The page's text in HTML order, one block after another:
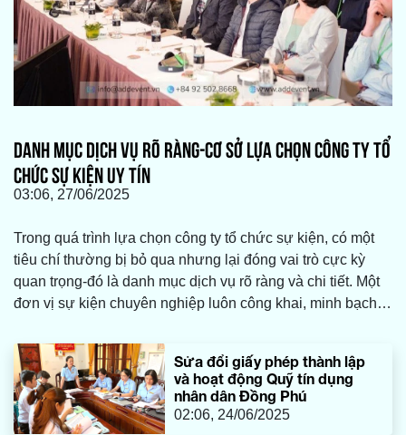
DANH MỤC DỊCH VỤ RÕ RÀNG-CƠ SỞ LỰA CHỌN CÔNG TY TỔ
CHỨC SỰ KIỆN UY TÍN
03:06, 27/06/2025
Trong quá trình lựa chọn công ty tổ chức sự kiện, có một
tiêu chí thường bị bỏ qua nhưng lại đóng vai trò cực kỳ
quan trọng-đó là danh mục dịch vụ rõ ràng và chi tiết. Một
đơn vị sự kiện chuyên nghiệp luôn công khai, minh bạch
giá năng lực thực tế, phù hợp với nhu cầu và ngân sách
của mình.
Sửa đổi giấy phép thành lập
và hoạt động Quỹ tín dụng
nhân dân Đồng Phú
02:06, 24/06/2025